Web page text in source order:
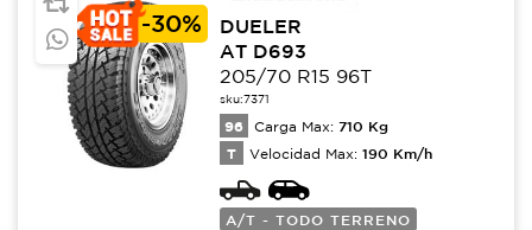
-30%
DUELER
AT D693
205/70 R15 96T
sku:7371
96 Carga Max: 710 Kg
T Velocidad Max: 190 Km/h
A/T - TODO TERRENO